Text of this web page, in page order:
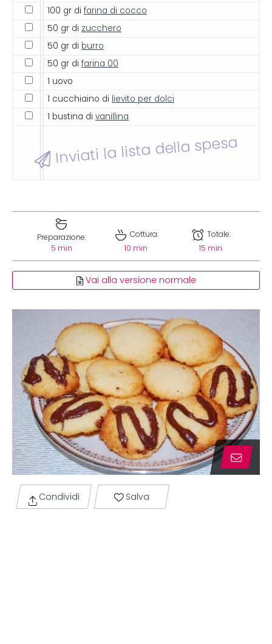
100 gr di farina di cocco
50 gr di zucchero
50 gr di burro
50 gr di farina 00
1 uovo
1 cucchiaino di lievito per dolci
1 bustina di vanillina
Inviati la lista della spesa
Preparazione:
5 min
Cottura:
10 min
Totale:
15 min
Vai alla versione normale
Condividi Salva